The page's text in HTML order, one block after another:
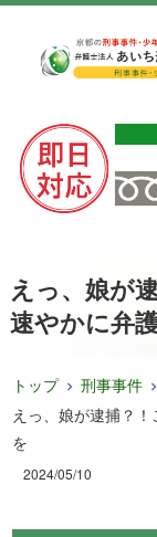
えっ、娘が
速やかに弁
トップ
刑事事件
えっ、娘が逮捕？
を
2024/05/10